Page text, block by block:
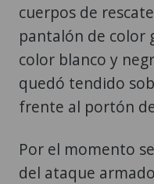
cuerpos de
pantalón de color
color blanco y
quedó tendido
frente al portón
Por el momento
del ataque